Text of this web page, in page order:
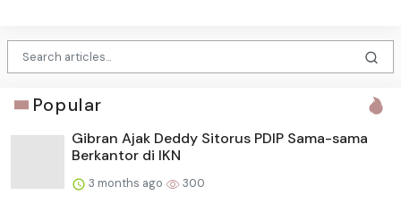
Popular
Gibran Ajak Deddy Sitorus PDIP Sama-sama
Berkantor di IKN
3 months ago 300